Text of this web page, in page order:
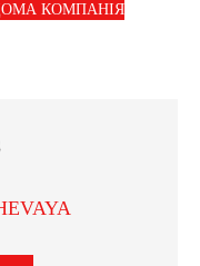
КОМПАНІЯ